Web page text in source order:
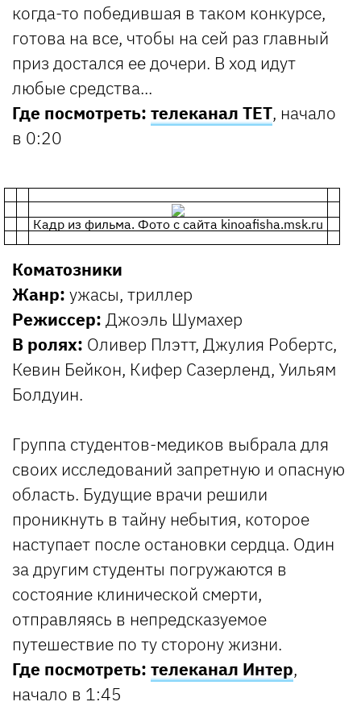
когда-то победившая в таком конкурсе,
готова на все, чтобы на сей раз главный
приз достался ее дочери. В ход идут
любые средства...
Где посмотреть: телеканал ТЕТ, начало
в 0:20
Кадр из фильма. Фото с сайта kinoafisha.msk.ru
Коматозники
Жанр: ужасы, триллер
Режиссер: Джоэль Шумахер
В ролях: Оливер Плэтт, Джулия Робертс,
Кевин Бейкон, Кифер Сазерленд, Уильям
Болдуин.
Группа студентов-медиков выбрала для
своих исследований запретную и опасную
область. Будущие врачи решили
проникнуть в тайну небытия, которое
наступает после остановки сердца. Один
за другим студенты погружаются в
состояние клинической смерти,
отправляясь в непредсказуемое
путешествие по ту сторону жизни.
Где посмотреть: телеканал Интер,
начало в 1:45